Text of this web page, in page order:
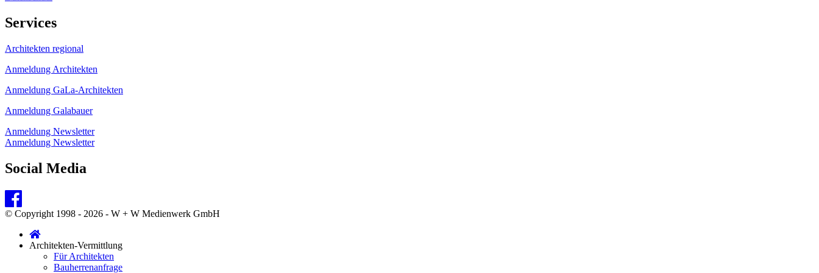
Services
Architekten regional
Anmeldung Architekten
Anmeldung GaLa-Architekten
Anmeldung Galabauer
Anmeldung Newsletter
Anmeldung Newsletter
Social Media
© Copyright 1998 - 2026 - W + W Medienwerk GmbH
Architekten-Vermittlung
Für Architekten
Bauherrenanfrage